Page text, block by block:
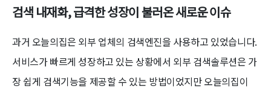
검색 내재화, 급격한 성장이 불러온 새로운 이슈
과거 오늘의집은 외부 업체의 검색엔진을 사용하고 있었습니다.
서비스가 빠르게 성장하고 있는 상황에서 외부 검색솔루션은 가
장 쉽게 검색기능을 제공할 수 있는 방법이었지만 오늘의집이